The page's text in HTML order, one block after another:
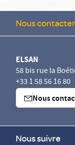
Nous contacter
ELSAN
58 bis rue la
+33 1 58 56 16 80
Nous
Nous suivre